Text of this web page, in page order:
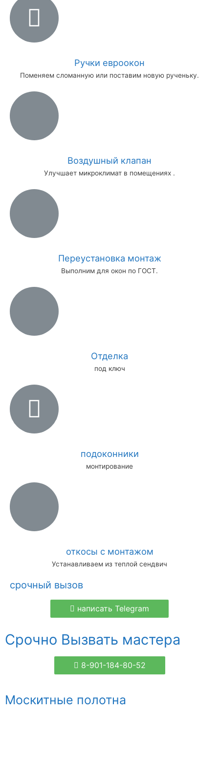
Ручки евроокон
Поменяем сломанную или поставим новую рученьку.
Воздушный клапан
Улучшает микроклимат в помещениях .
Переустановка монтаж
Выполним для окон по ГОСТ.
Отделка
под ключ
подоконники
монтирование
откосы с монтажом
Устанавливаем из теплой сендвич
срочный вызов
написать Telegram
Срочно Вызвать мастера
8-901-184-80-52
Москитные полотна